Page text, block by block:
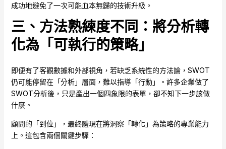
成功地避免了一次可能血本無歸的技術升級。
三、方法熟練度不同：將分析轉
化為「可執行的策略」
即便有了客觀數據和外部視角，若缺乏系統性的方法論，SWOT
仍可能停留在「分析」層面，難以指導「行動」。許多企業做了
SWOT分析後，只是產出一個四象限的表單，卻不知下一步該做
什麼。
顧問的「到位」，最終體現在將洞察「轉化」為策略的專業能力
上。這包含兩個關鍵步驟：